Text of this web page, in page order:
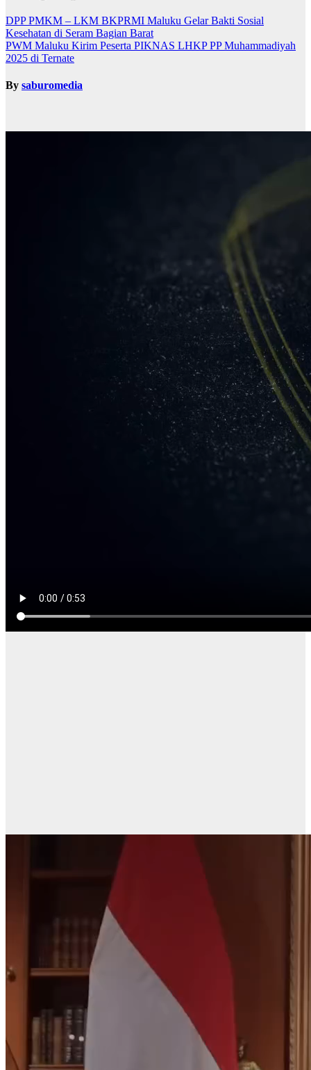
DPP PMKM – LKM BKPRMI Maluku Gelar Bakti Sosial
Kesehatan di Seram Bagian Barat
PWM Maluku Kirim Peserta PIKNAS LHKP PP Muhammadiyah
2025 di Ternate
By saburomedia